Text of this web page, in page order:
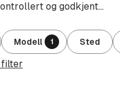
og godkjent
Modell 1 Sted
filter